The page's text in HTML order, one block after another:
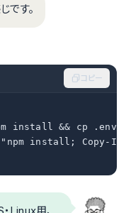
です。
コピー
install && cp
install; Copy-
Linux用、